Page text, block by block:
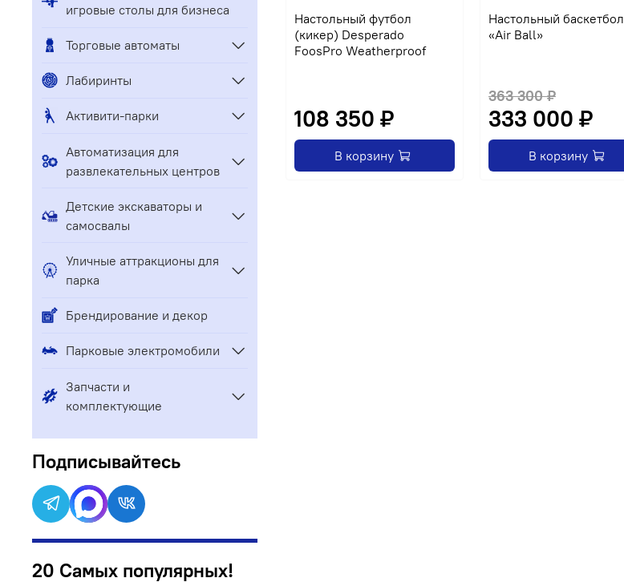
Настольный футбол
(кикер) Desperado
FoosPro Weatherproof
108 350 ₽
В корзину
Настольный баскетбол
«Air Ball»
363 300 ₽
333 000 ₽
В корзину
игровые столы для бизнеса
Торговые автоматы
Лабиринты
Активити-парки
Автоматизация для
развлекательных центров
Детские экскаваторы и
самосвалы
Уличные аттракционы для
парка
Брендирование и декор
Парковые электромобили
Запчасти и
комплектующие
Подписывайтесь
20 Самых популярных!